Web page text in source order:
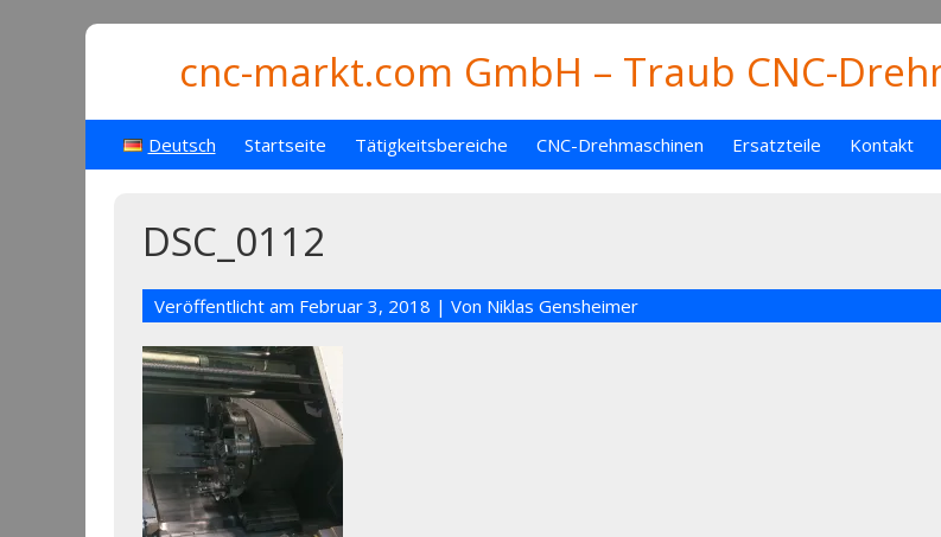
cnc-markt.com GmbH – Traub CNC-
Deutsch Startseite Tätigkeitsbereiche CNC-Drehmaschinen Ersatzteile Kontakt
DSC_0112
Veröffentlicht am Februar 3, 2018 | Von Niklas Gensheimer